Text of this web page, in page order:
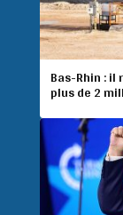
Bas-Rhin :
plus de 2